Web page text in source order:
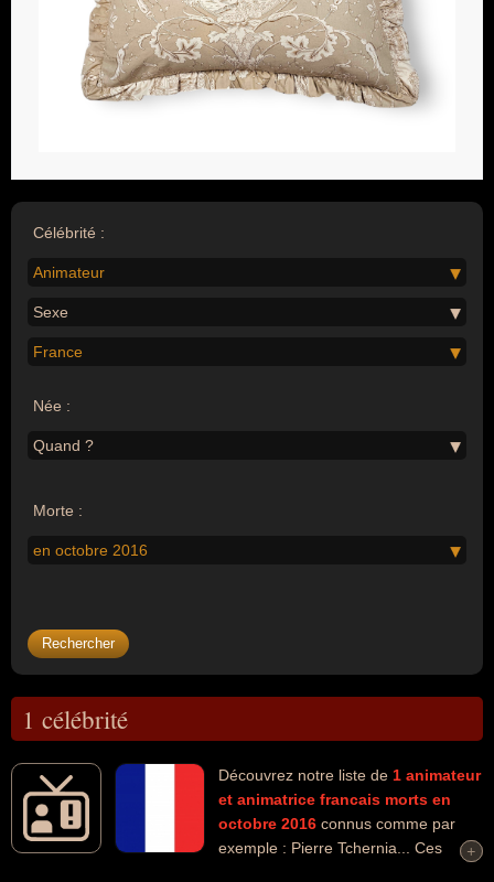
Célébrité :
Animateur
Sexe
France
Née :
Quand ?
Morte :
en octobre 2016
1 célébrité
Découvrez notre liste de 1 animateur
et animatrice francais morts en
octobre 2016 connus comme par
exemple : Pierre Tchernia... Ces
+
+